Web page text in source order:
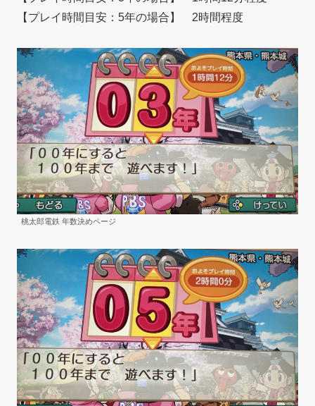
【プレイ時間目安：5年の場合】 2時間程度
桃太郎電鉄 年数決めページ